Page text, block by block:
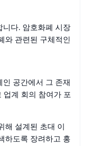
다. 암호화폐 시장
와 관련된 구체적인
공간에서 그 존재
업계 회의 참여가 포
해 설계된 초대 이
하도록 장려하고 홍